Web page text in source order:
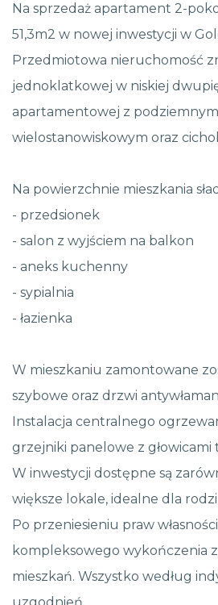
Na sprzedaż apartament 2-
51,3m2 w nowej inwestycji w
Przedmiotowa nieruchomość
jednoklatkowej w niskiej
apartamentowej z
wielostanowiskowym oraz
Na powierzchnie mieszkania
- przedsionek
- salon z wyjściem na balkon
- aneks kuchenny
- sypialnia
- łazienka
W mieszkaniu zamontowane
szybowe oraz drzwi
Instalacja centralnego
grzejniki panelowe z
W inwestycji dostępne są
większe lokale, idealne dla
Po przeniesieniu praw
kompleksowego wykończenia
mieszkań. Wszystko według